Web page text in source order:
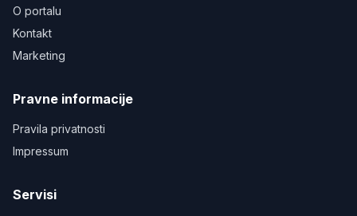
O portalu
Kontakt
Marketing
Pravne informacije
Pravila privatnosti
Impressum
Servisi